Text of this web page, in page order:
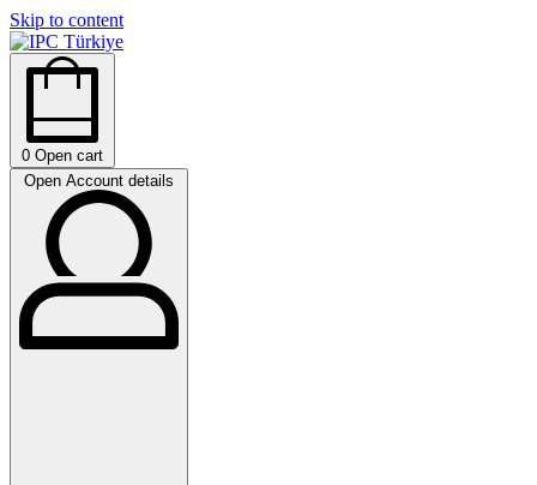
Skip to content
0 Open cart
Open Account details